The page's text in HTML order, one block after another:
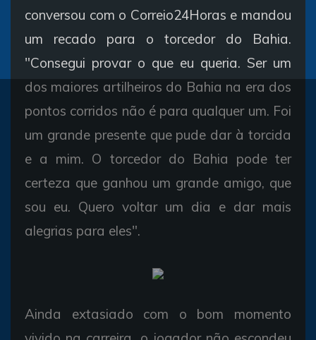
conversou com o Correio24Horas e mandou
um recado para o torcedor do Bahia.
"Consegui provar o que eu queria. Ser um
dos maiores artilheiros do Bahia na era dos
pontos corridos não é para qualquer um. Foi
um grande presente que pude dar à torcida
e a mim. O torcedor do Bahia pode ter
certeza que ganhou um grande amigo, que
sou eu. Quero voltar um dia e dar mais
alegrias para eles".
Ainda extasiado com o bom momento